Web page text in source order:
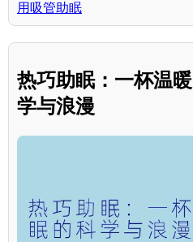
用吸管助眠
热巧助眠：一杯温
学与浪漫